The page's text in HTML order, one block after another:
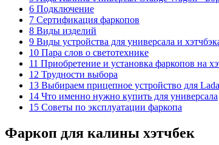
6 Подключение
7 Сертификация фаркопов
8 Виды изделий
9 Виды устройства для универсала и
10 Пара слов о светотехнике
11 Приобретение и установка фаркопов на
12 Трудности выбора
13 Выбираем прицепное устройство для
14 Что именно нужно купить для универсала
15 Советы по эксплуатации фаркопа
Фаркоп для калины хэтчбек